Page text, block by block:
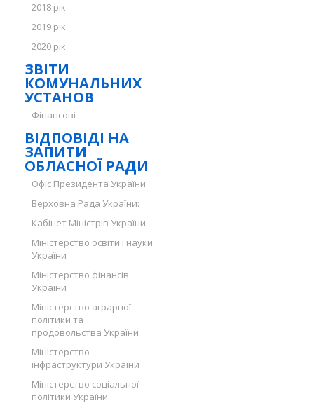
2018 рік
2019 рік
2020 рік
ЗВІТИ
КОМУНАЛЬНИХ
УСТАНОВ
Фінансові
ВІДПОВІДІ НА
ЗАПИТИ
ОБЛАСНОЇ РАДИ
Офіс Президента України
Верховна Рада України:
Кабінет Міністрів України
Міністерство освіти і науки
України
Міністерство фінансів
України
Міністерство аграрної
політики та
продовольства України
Міністерство
інфраструктури України
Міністерство соціальної
політики України